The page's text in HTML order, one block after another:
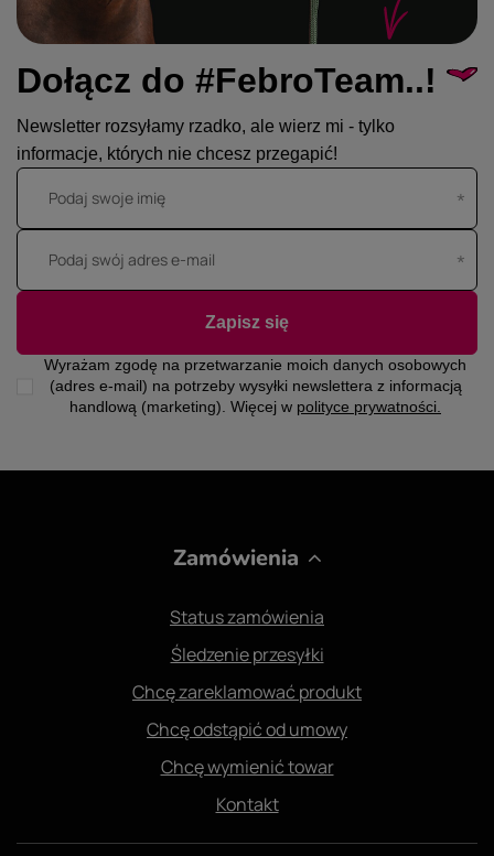
Dołącz do #FebroTeam..!
Newsletter rozsyłamy rzadko, ale wierz mi - tylko
informacje, których nie chcesz przegapić!
Podaj swoje imię
Podaj swój adres e-mail
Wyrażam zgodę na przetwarzanie moich danych osobowych
(adres e-mail) na potrzeby wysyłki newslettera z informacją
handlową (marketing). Więcej w polityce prywatności.
Zapisz się
Zamówienia
Status zamówienia
Śledzenie przesyłki
Chcę zareklamować produkt
Chcę odstąpić od umowy
Chcę wymienić towar
Kontakt